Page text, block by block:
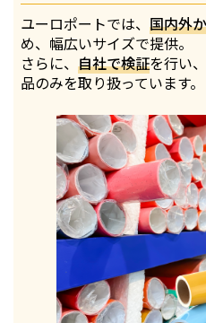
ユーロポートでは、国内外
め、幅広いサイズで提供。
さらに、自社で検証を行い
品のみを取り扱っています。